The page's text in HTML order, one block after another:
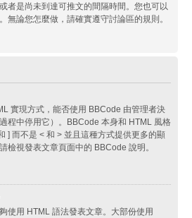
者是尚未到達可推文的間隔時間。您也可以
無論您怎麼做，請確實遵守討論區的規則。
實現方式，能否使用 BBCode 由管理者決
程中停用它）。BBCode 本身和 HTML 風格
] 而不是 < 和 > 並且這種方式提供更多的顯
檢視發表文章頁面中的 BBCode 說明。
使用 HTML 語法發表文章。大部份使用